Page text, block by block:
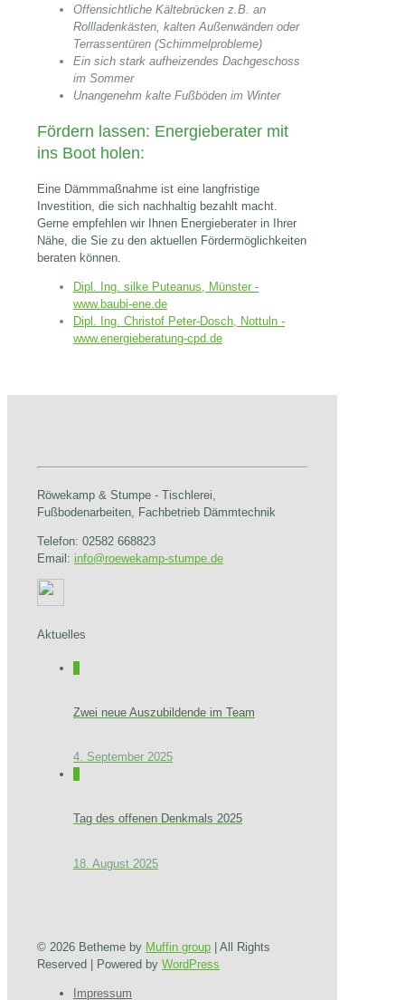
Offensichtliche Kältebrücken z.B. an
Rollladenkästen, kalten Außenwänden oder
Terrassentüren (Schimmelprobleme)
Ein sich stark aufheizendes Dachgeschoss
im Sommer
Unangenehm kalte Fußböden im Winter
Fördern lassen: Energieberater mit
ins Boot holen:
Eine Dämmmaßnahme ist eine langfristige
Investition, die sich nachhaltig bezahlt macht.
Gerne empfehlen wir Ihnen Energieberater in Ihrer
Nähe, die Sie zu den aktuellen Fördermöglichkeiten
beraten können.
Dipl. Ing. silke Puteanus, Münster -
www.baubi-ene.de
Dipl. Ing. Christof Peter-Dosch, Nottuln -
www.energieberatung-cpd.de
Röwekamp & Stumpe - Tischlerei,
Fußbodenarbeiten, Fachbetrieb Dämmtechnik
Telefon: 02582 668823
Email: info@roewekamp-stumpe.de
Aktuelles
Zwei neue Auszubildende im Team
4. September 2025
Tag des offenen Denkmals 2025
18. August 2025
© 2026 Betheme by Muffin group | All Rights
Reserved | Powered by WordPress
Impressum